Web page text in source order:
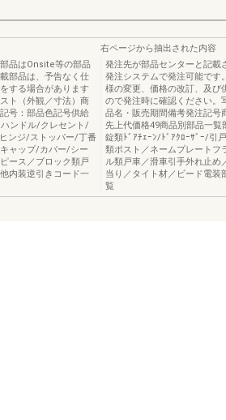
品はOnsite等の部品
部品は、予告なく仕
する場合があります
ト（外観／寸法）商
号：部品色記号供給
ンドル/クレセント/
ンジ/ストッパー/丁番
ャップ/カバー/シー
ース／ブロック類戸
内装逆引きコード一
右ページから抽出された内容
発注先が部品センターと記
発注システムで発注可能です
様の変更、価格の改訂、及び
ので発注時に確認ください。
品名・販売期間備考発注記号
先上代価格49商品別部品一
錠類ﾄﾞｱﾁｪｰﾝ/ﾄﾞｱｸﾛｰｻﾞｰ/引
類ポスト／ネームプレート
ル類戸車／滑車引手外れ止め
当り／タイト材／ビード電装
覧